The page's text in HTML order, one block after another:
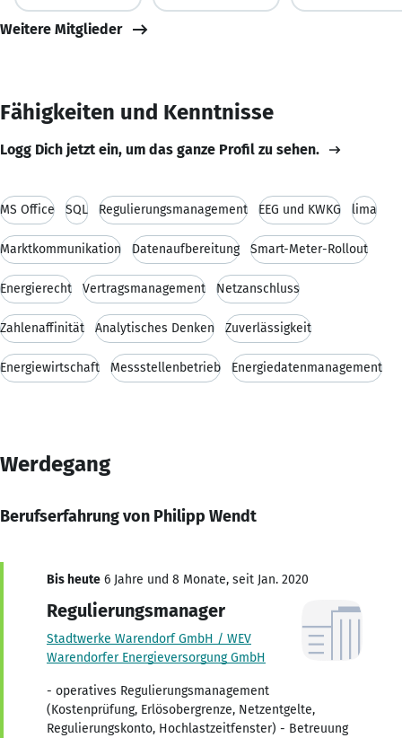
Weitere Mitglieder
Fähigkeiten und Kenntnisse
Logg Dich jetzt ein, um das ganze Profil zu sehen.
MS Office SQL Regulierungsmanagement EEG und KWKG lima
Marktkommunikation Datenaufbereitung Smart-Meter-Rollout
Energierecht Vertragsmanagement Netzanschluss
Zahlenaffinität Analytisches Denken Zuverlässigkeit
Energiewirtschaft Messstellenbetrieb Energiedatenmanagement
Werdegang
Berufserfahrung von Philipp Wendt
Bis heute 6 Jahre und 8 Monate, seit Jan. 2020
Regulierungsmanager
Stadtwerke Warendorf GmbH / WEV
Warendorfer Energieversorgung GmbH
- operatives Regulierungsmanagement
(Kostenprüfung, Erlösobergrenze, Netzentgelte,
Regulierungskonto, Hochlastzeitfenster) - Betreuung